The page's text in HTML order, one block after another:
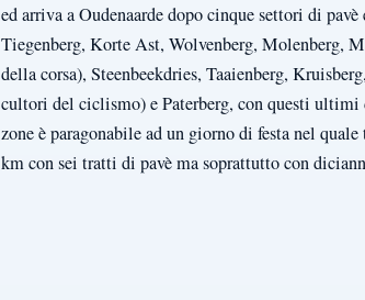
ed arriva a Oudenaarde dopo cinque settori di
Tiegenberg, Korte Ast, Wolvenberg, Molenberg,
della corsa), Steenbeekdries, Taaienberg,
cultori del ciclismo) e Paterberg, con questi
zone è paragonabile ad un giorno di festa nel
km con sei tratti di pavè ma soprattutto con